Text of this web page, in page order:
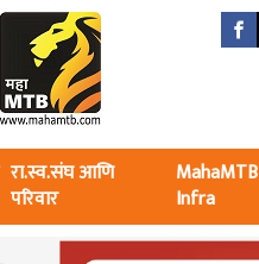
रा.स्व.संघ आणि
परिवार
MahaMTB
Infra